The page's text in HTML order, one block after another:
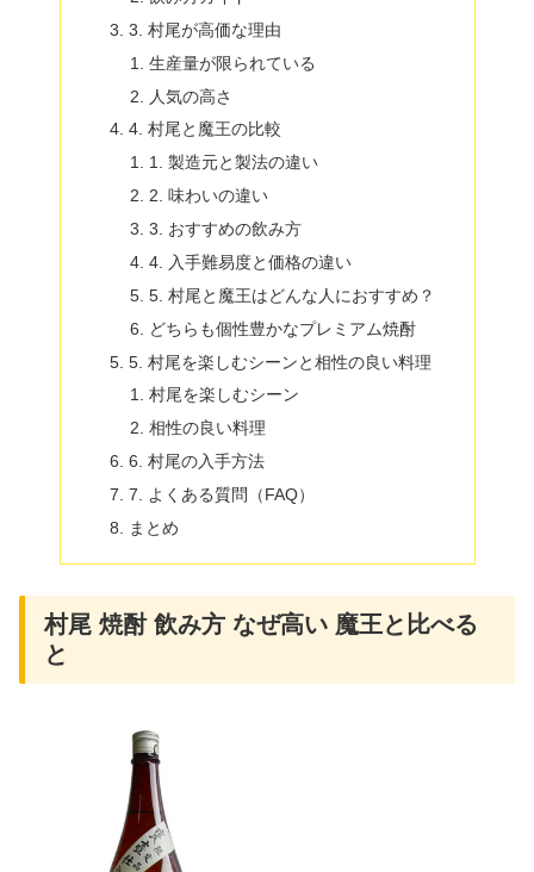
3. 村尾が高価な理由
生産量が限られている
人気の高さ
4. 村尾と魔王の比較
1. 製造元と製法の違い
2. 味わいの違い
3. おすすめの飲み方
4. 入手難易度と価格の違い
5. 村尾と魔王はどんな人におすすめ？
どちらも個性豊かなプレミアム焼酎
5. 村尾を楽しむシーンと相性の良い料理
村尾を楽しむシーン
相性の良い料理
6. 村尾の入手方法
7. よくある質問（FAQ）
まとめ
村尾 焼酎 飲み方 なぜ高い 魔王と比べる
と